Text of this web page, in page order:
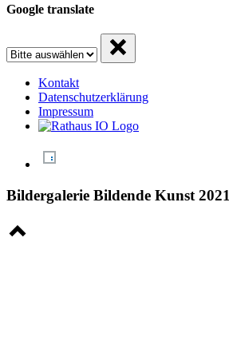
Google translate
Kontakt
Datenschutzerklärung
Impressum
Bildergalerie Bildende Kunst 2021